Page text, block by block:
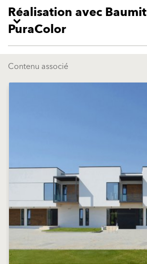
Réalisation avec Baumit
PuraColor
Contenu associé